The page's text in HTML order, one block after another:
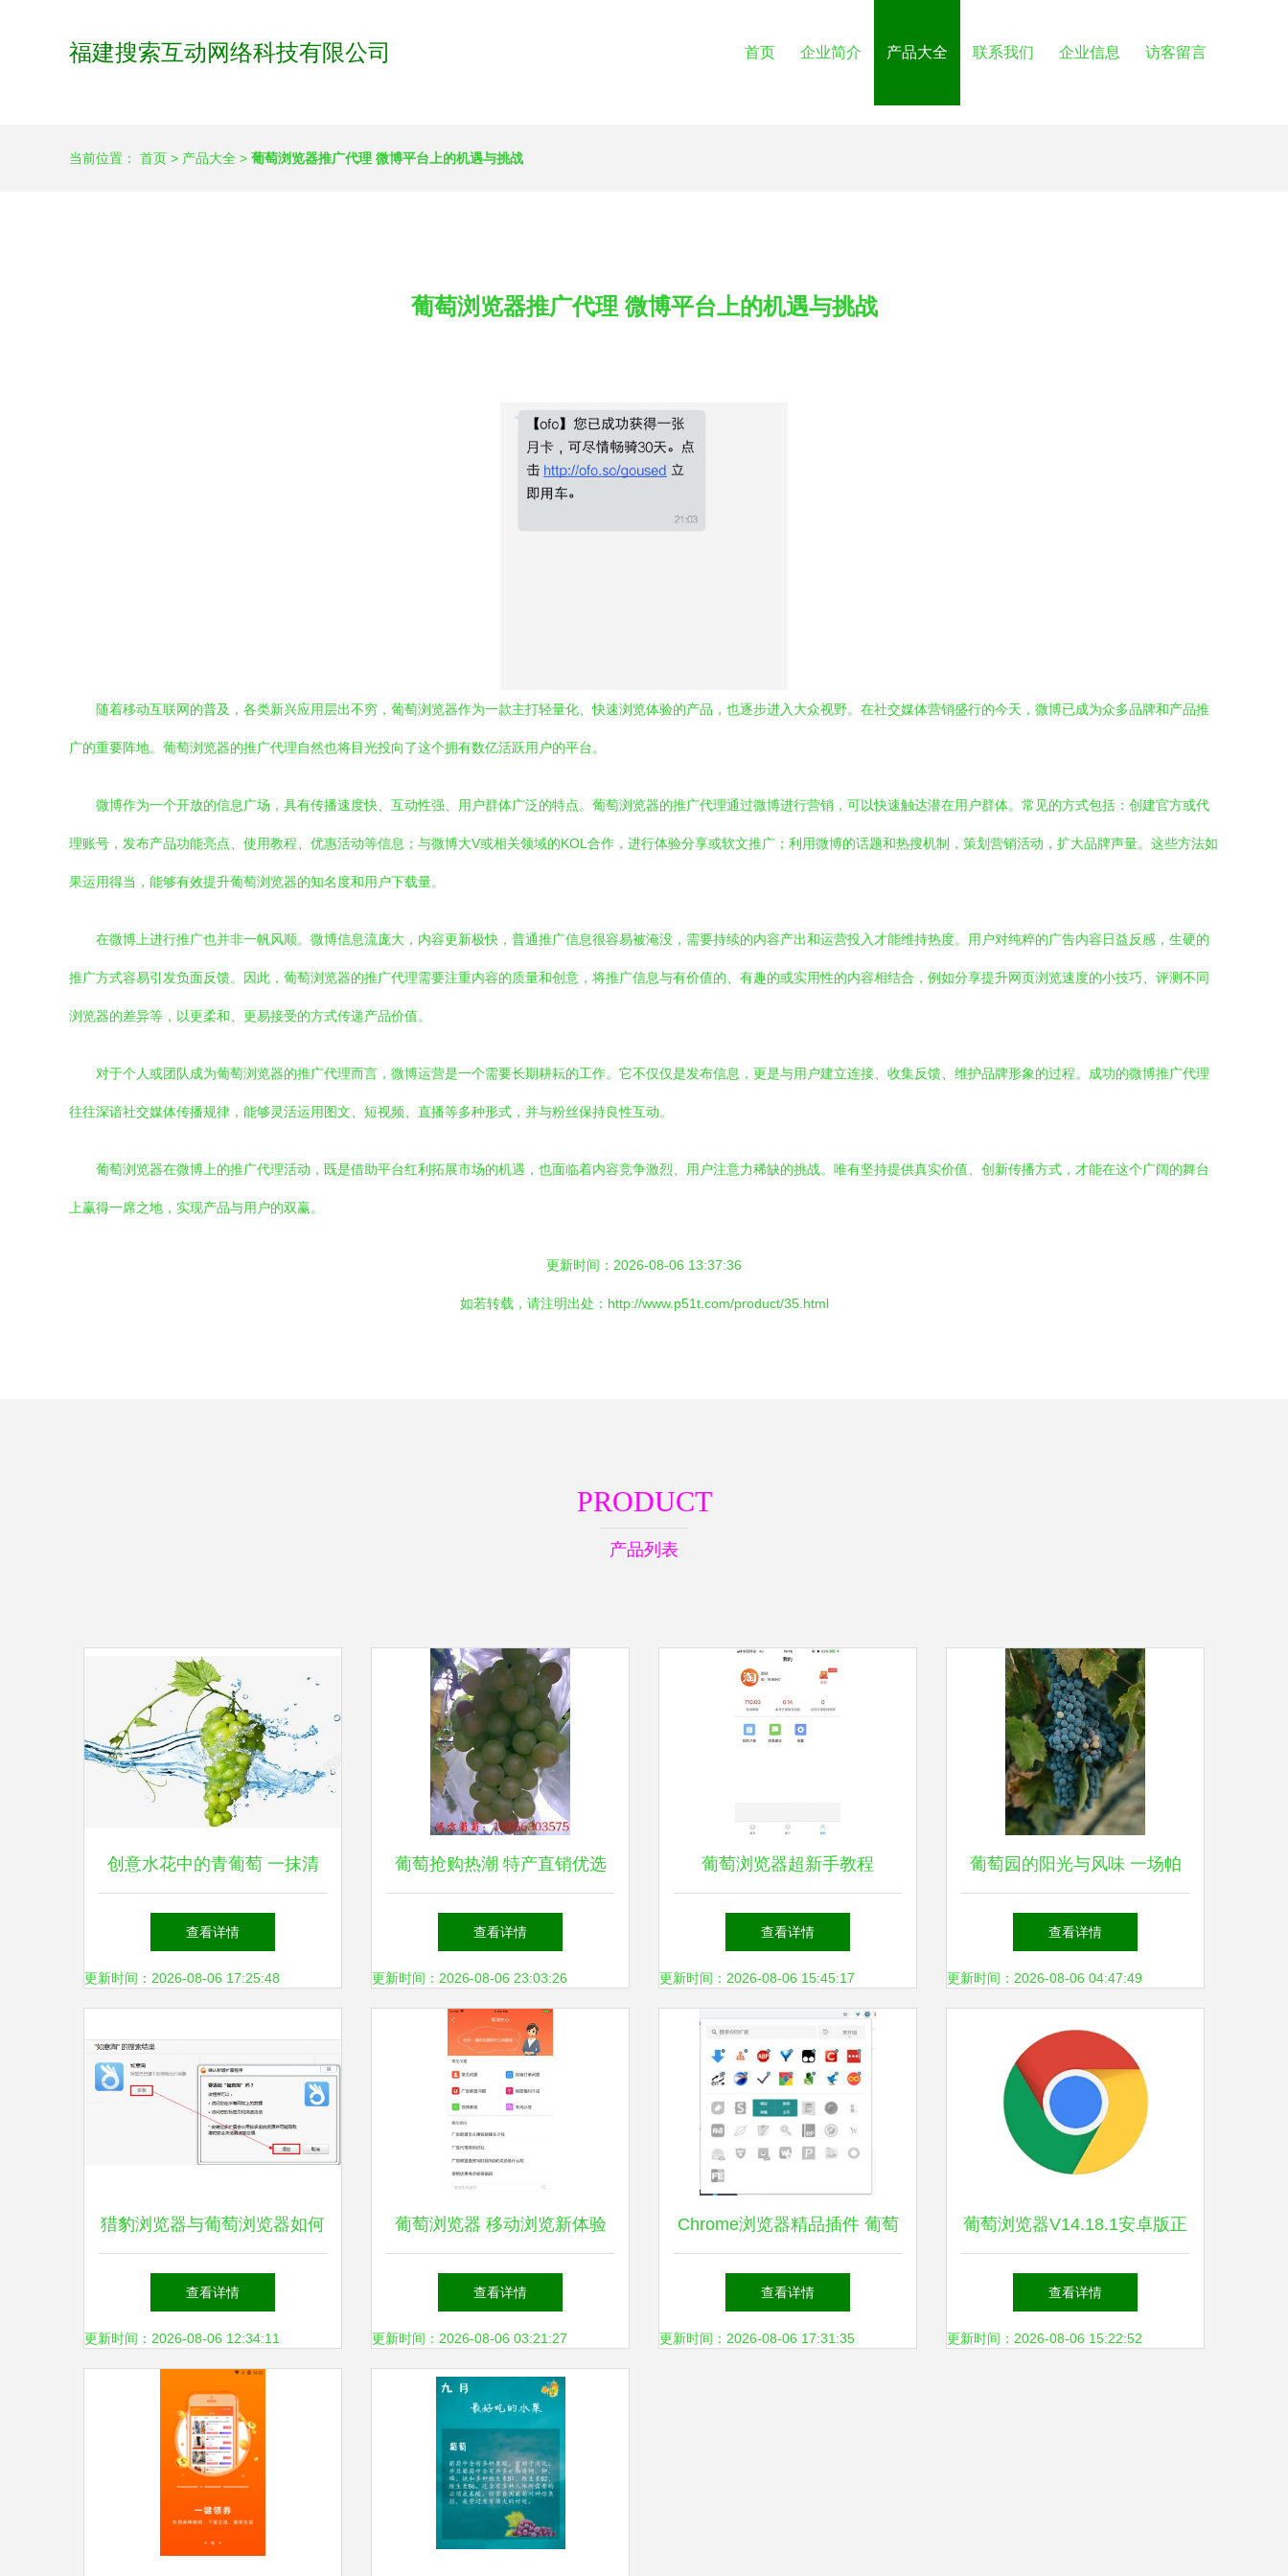
福建搜索互动网络科技有限公司 首页 企业简介 产品大全 联系我们 企业信息 访客留言
当前位置： 首页 > 产品大全 > 葡萄浏览器推广代理 微博平台上的机遇与挑战
葡萄浏览器推广代理 微博平台上的机遇与挑战
随着移动互联网的普及，各类新兴应用层出不穷，葡萄浏览器作为一款主打轻量化、快速浏览体验的产品，也逐步进入大众视野。在社交媒体营销盛行的今天，微博已成为众多品牌和产品推
广的重要阵地。葡萄浏览器的推广代理自然也将目光投向了这个拥有数亿活跃用户的平台。
微博作为一个开放的信息广场，具有传播速度快、互动性强、用户群体广泛的特点。葡萄浏览器的推广代理通过微博进行营销，可以快速触达潜在用户群体。常见的方式包括：创建官方或代
理账号，发布产品功能亮点、使用教程、优惠活动等信息；与微博大V或相关领域的KOL合作，进行体验分享或软文推广；利用微博的话题和热搜机制，策划营销活动，扩大品牌声量。这些方法如
果运用得当，能够有效提升葡萄浏览器的知名度和用户下载量。
在微博上进行推广也并非一帆风顺。微博信息流庞大，内容更新极快，普通推广信息很容易被淹没，需要持续的内容产出和运营投入才能维持热度。用户对纯粹的广告内容日益反感，生硬的
推广方式容易引发负面反馈。因此，葡萄浏览器的推广代理需要注重内容的质量和创意，将推广信息与有价值的、有趣的或实用性的内容相结合，例如分享提升网页浏览速度的小技巧、评测不同
浏览器的差异等，以更柔和、更易接受的方式传递产品价值。
对于个人或团队成为葡萄浏览器的推广代理而言，微博运营是一个需要长期耕耘的工作。它不仅仅是发布信息，更是与用户建立连接、收集反馈、维护品牌形象的过程。成功的微博推广代理
往往深谙社交媒体传播规律，能够灵活运用图文、短视频、直播等多种形式，并与粉丝保持良性互动。
葡萄浏览器在微博上的推广代理活动，既是借助平台红利拓展市场的机遇，也面临着内容竞争激烈、用户注意力稀缺的挑战。唯有坚持提供真实价值、创新传播方式，才能在这个广阔的舞台
上赢得一席之地，实现产品与用户的双赢。
更新时间：2026-08-06 13:37:36
如若转载，请注明出处：http://www.p51t.com/product/35.html
PRODUCT
产品列表
创意水花中的青葡萄 一抹清
凉的视觉盛宴
查看详情
更新时间：2026-08-06 17:25:48
葡萄抢购热潮 特产直销优选
指南
查看详情
更新时间：2026-08-06 23:03:26
葡萄浏览器超新手教程
iPhone版下载与2018版本回
顾
查看详情
更新时间：2026-08-06 15:45:17
葡萄园的阳光与风味 一场帕
索罗伯斯的葡萄酒之旅
查看详情
更新时间：2026-08-06 04:47:49
猎豹浏览器与葡萄浏览器如何
设置商品对比功能？详细步骤
揭秘！
查看详情
更新时间：2026-08-06 12:34:11
葡萄浏览器 移动浏览新体验
与2018版iPhone下载指南
查看详情
更新时间：2026-08-06 03:21:27
Chrome浏览器精品插件 葡萄
浏览器的真实面目与使用推荐
查看详情
更新时间：2026-08-06 17:31:35
葡萄浏览器V14.18.1安卓版正
式上线，京华应用库带你探索
新功能
查看详情
更新时间：2026-08-06 15:22:52